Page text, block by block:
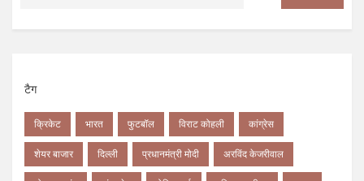
टैग
क्रिकेट भारत फुटबॉल विराट कोहली कांग्रेस
शेयर बाजार दिल्ली प्रधानमंत्री मोदी अरविंद केजरीवाल